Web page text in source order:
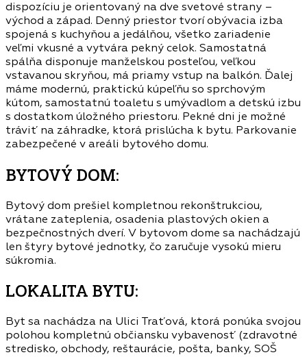
dispozíciu je orientovaný na dve svetové strany –
východ a západ. Denný priestor tvorí obývacia izba
spojená s kuchyňou a jedálňou, všetko zariadenie
veľmi vkusné a vytvára pekný celok. Samostatná
spálňa disponuje manželskou posteľou, veľkou
vstavanou skryňou, má priamy vstup na balkón. Ďalej
máme modernú, praktickú kúpeľňu so sprchovým
kútom, samostatnú toaletu s umývadlom a detskú izbu
s dostatkom úložného priestoru. Pekné dni je možné
tráviť na záhradke, ktorá prislúcha k bytu. Parkovanie
zabezpečené v areáli bytového domu.
BYTOVÝ DOM:
Bytový dom prešiel kompletnou rekonštrukciou,
vrátane zateplenia, osadenia plastových okien a
bezpečnostných dverí. V bytovom dome sa nachádzajú
len štyry bytové jednotky, čo zaručuje vysokú mieru
súkromia.
LOKALITA BYTU:
Byt sa nachádza na Ulici Traťová, ktorá ponúka svojou
polohou kompletnú občiansku vybavenosť (zdravotné
stredisko, obchody, reštaurácie, pošta, banky, SOŠ